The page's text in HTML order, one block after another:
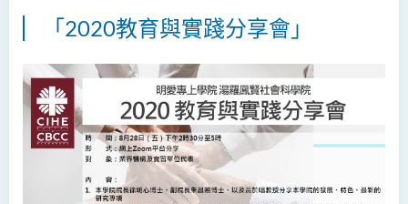
「2020教育與實踐分享會 」